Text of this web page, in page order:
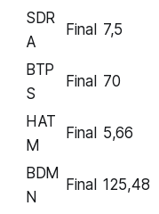
SDR
A
Final 7,5
BTP
S
Final 70
HAT
M
Final 5,66
BDM
N
Final 125,48